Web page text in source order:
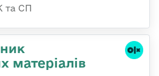
та СП
матеріалів